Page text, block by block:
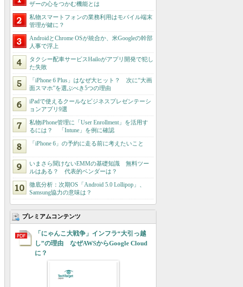
ザーの心をつかむ機能とは
私物スマートフォンの業務利用はモバイル端末
管理が鍵に？
AndroidとChrome OSが統合か、米Googleの幹部
人事で浮上
タクシー配車サービスHailoがアプリ開発で犯し
た失敗
「iPhone 6 Plus」はなぜ大ヒット？ 次に“大画
面スマホ”を選ぶべき5つの理由
iPadで使えるクールなビジネスプレゼンテーシ
ョンアプリ9選
私物iPhone管理に「User Enrollment」を活用す
るには？ 「Intune」を例に確認
「iPhone 6」の予約に走る前に考えたいこと
いまさら聞けないEMMの基礎知識 無料ツー
ルはある？ 代表的ベンダーは？
徹底分析：次期OS「Android 5.0 Lollipop」、
Samsung協力の意味は？
プレミアムコンテンツ
「にゃんこ大戦争」インフラ“大引っ越
し”の理由 なぜAWSからGoogle Cloud
に？